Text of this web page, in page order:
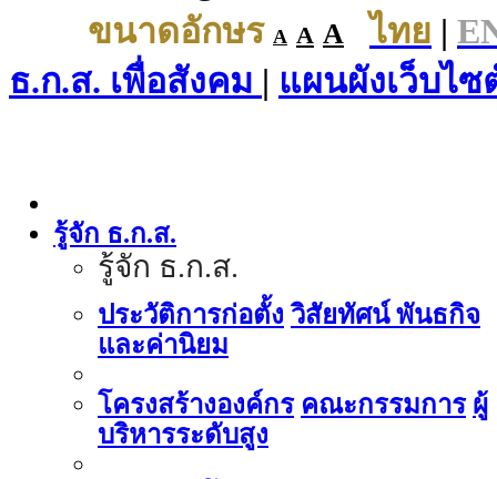
ขนาดอักษร A A A ไทย |
ธ.ก.ส. เพื่อสังคม | แผนผังเว็บไซ
รู้จัก ธ.ก.ส.
รู้จัก ธ.ก.ส.
ประวัติการก่อตั้ง วิสัยทัศน์ พันธกิจ
และค่านิยม
โครงสร้างองค์กร คณะกรรมการ ผู้
บริหารระดับสูง